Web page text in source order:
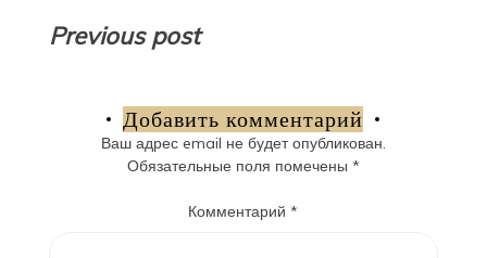
Навигация
записям
Previous post
Добавить комментарий
Ваш адрес email не будет опубликован.
Обязательные поля помечены *
Комментарий*